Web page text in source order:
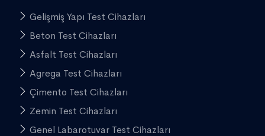
Gelişmiş Yapı Test Cihazları
Beton Test Cihazları
Asfalt Test Cihazları
Agrega Test Cihazları
Çimento Test Cihazları
Zemin Test Cihazları
Genel Labarotuvar Test Cihazları